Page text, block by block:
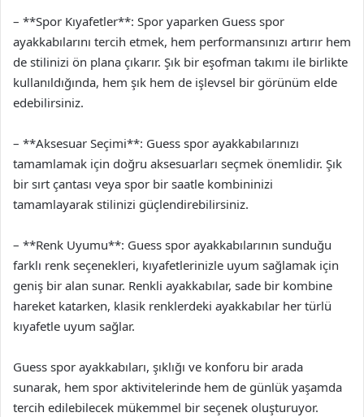
– **Spor Kıyafetler**: Spor yaparken Guess spor
ayakkabılarını tercih etmek, hem performansınızı artırır hem
de stilinizi ön plana çıkarır. Şık bir eşofman takımı ile birlikte
kullanıldığında, hem şık hem de işlevsel bir görünüm elde
edebilirsiniz.
– **Aksesuar Seçimi**: Guess spor ayakkabılarınızı
tamamlamak için doğru aksesuarları seçmek önemlidir. Şık
bir sırt çantası veya spor bir saatle kombininizi
tamamlayarak stilinizi güçlendirebilirsiniz.
– **Renk Uyumu**: Guess spor ayakkabılarının sunduğu
farklı renk seçenekleri, kıyafetlerinizle uyum sağlamak için
geniş bir alan sunar. Renkli ayakkabılar, sade bir kombine
hareket katarken, klasik renklerdeki ayakkabılar her türlü
kıyafetle uyum sağlar.
Guess spor ayakkabıları, şıklığı ve konforu bir arada
sunarak, hem spor aktivitelerinde hem de günlük yaşamda
tercih edilebilecek mükemmel bir seçenek oluşturuyor.